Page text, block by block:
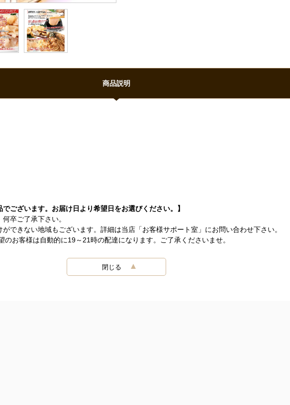
商品説明
ございます。お届け日より希望日をお選びください。】
卒ご了承下さい。
できない地域もございます。詳細は当店「お客様サポート室」にお問い合わせ下さい。
お客様は自動的に19～21時の配達になります。ご了承くださいませ。
閉じる